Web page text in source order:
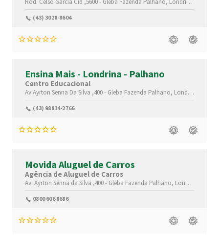
Rod. Celso Garcia Cid ,5600 - Gleba Fazenda Palhano, Londrina-
(43) 3028-8604
Ensina Mais - Londrina - Palhano
Centro Educacional
Av Ayrton Senna Da Silva ,400 - Gleba Fazenda Palhano, Londrina-
(43) 98814-2766
Movida Aluguel de Carros
Agência de Aluguel de Carros
Av. Ayrton Senna da Silva ,400 - Gleba Fazenda Palhano, Londrina-
0800 606 8686